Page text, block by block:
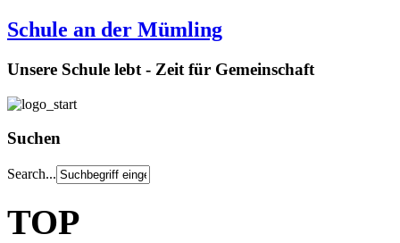
Schule an der Mümling
Unsere Schule lebt - Zeit für Gemeinschaft
Suchen
Search...
TOP